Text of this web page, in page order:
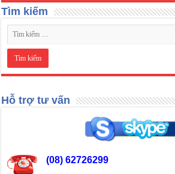
Tìm kiếm
Hỗ trợ tư vấn
(08) 62726299